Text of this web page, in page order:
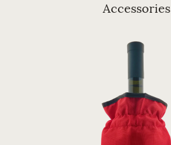
Accessories